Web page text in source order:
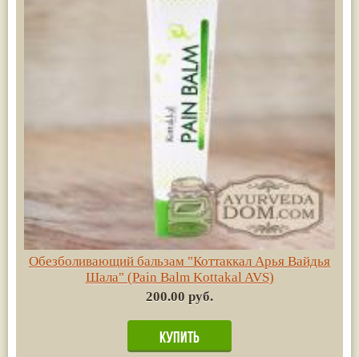
Обезболивающий бальзам "Коттаккал Арья Вайдья
Шала" (Pain Balm Kottakal AVS)
200.00 руб.